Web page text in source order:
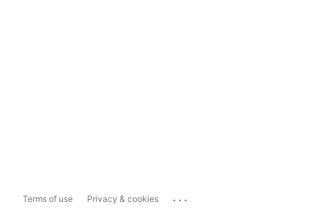
Terms of use Privacy & cookies ...